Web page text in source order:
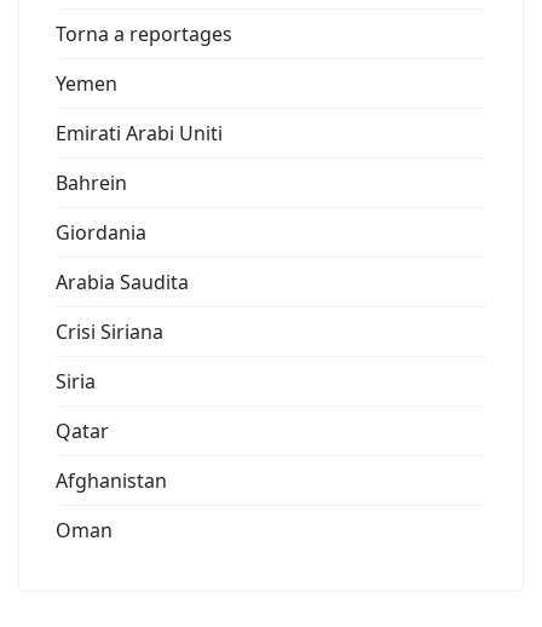
Torna a reportages
Yemen
Emirati Arabi Uniti
Bahrein
Giordania
Arabia Saudita
Crisi Siriana
Siria
Qatar
Afghanistan
Oman